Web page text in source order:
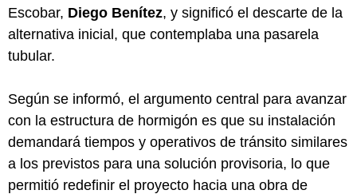
Escobar, Diego Benítez, y significó el descarte de la
alternativa inicial, que contemplaba una pasarela
tubular.
Según se informó, el argumento central para avanzar
con la estructura de hormigón es que su instalación
demandará tiempos y operativos de tránsito similares
a los previstos para una solución provisoria, lo que
permitió redefinir el proyecto hacia una obra de